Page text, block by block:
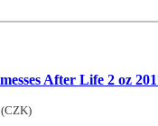
After Life 2 oz
(CZK)